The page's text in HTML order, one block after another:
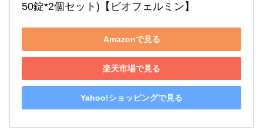
50錠*2個セット)【ビオフェルミン】
Amazonで見る
楽天市場で見る
Yahoo!ショッピングで見る